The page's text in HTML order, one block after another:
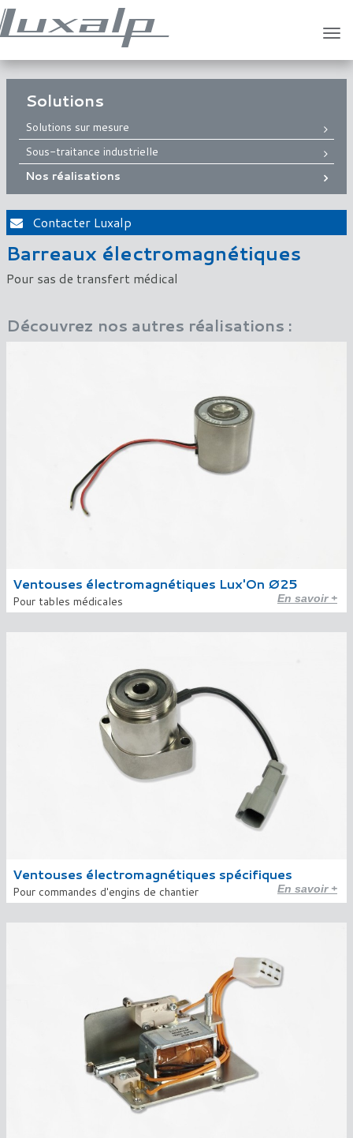
Solutions
Solutions sur mesure
Sous-traitance industrielle
Nos réalisations
Contacter Luxalp
Barreaux électromagnétiques
Pour sas de transfert médical
Découvrez nos autres réalisations :
Ventouses électromagnétiques Lux'On Ø25
Pour tables médicales En savoir +
Ventouses électromagnétiques spécifiques
Pour commandes d'engins de chantier En savoir +